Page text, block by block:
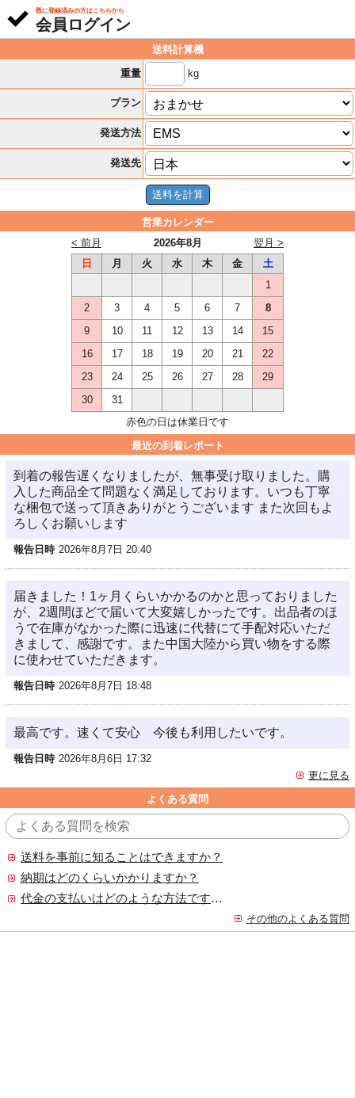
既に登録済みの方はこちらから
会員ログイン
送料計算機
重量
kg
プラン
発送方法
発送先
営業カレンダー
2026年8月
< 前月
翌月 >
日
月 火 水 木 金
土
1
2
3 4 5 6 7
8
9
10 11 12 13 14
15
16
17 18 19 20 21
22
23
24 25 26 27 28
29
30
31
赤色の日は休業日です
最近の到着レポート
到着の報告遅くなりましたが、無事受け取りました。購
入した商品全て問題なく満足しております。いつも丁寧
な梱包で送って頂きありがとうございます また次回もよ
ろしくお願いします
報告日時 2026年8月7日 20:40
届きました！1ヶ月くらいかかるのかと思っておりました
が、2週間ほどで届いて大変嬉しかったです。出品者のほ
うで在庫がなかった際に迅速に代替にて手配対応いただ
きまして、感謝です。また中国大陸から買い物をする際
に使わせていただきます。
報告日時 2026年8月7日 18:48
最高です。速くて安心 今後も利用したいです。
報告日時 2026年8月6日 17:32
更に見る
よくある質問
送料を事前に知ることはできますか？
納期はどのくらいかかりますか？
代金の支払いはどのような方法ですか？
その他のよくある質問